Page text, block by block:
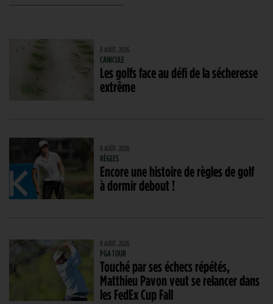
8 AOÛT. 2026
CANICULE
Les golfs face au défi de la sécheresse
extrême
8 AOÛT. 2026
RÈGLES
Encore une histoire de règles de golf
à dormir debout !
8 AOÛT. 2026
PGA TOUR
Touché par ses échecs répétés,
Matthieu Pavon veut se relancer dans
les FedEx Cup Fall